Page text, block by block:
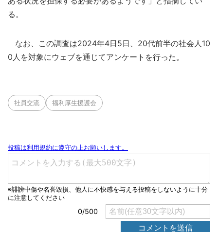
る。
なお、この調査は2024年4日5日、20代前半の社会人10
0人を対象にウェブを通じてアンケートを行った。
社員交流 福利厚生援護会